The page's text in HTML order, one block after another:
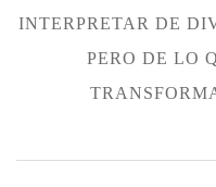
INTERPRETAR DE
PERO DE LO